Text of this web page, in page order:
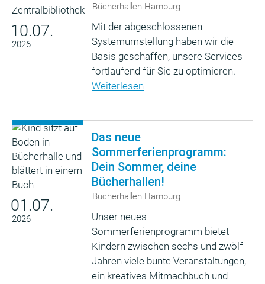
10.07.
2026
Bücherhallen Hamburg
Mit der abgeschlossenen
Systemumstellung haben wir die
Basis geschaffen, unsere Services
fortlaufend für Sie zu optimieren.
Weiterlesen
01.07.
2026
Das neue
Sommerferienprogramm:
Dein Sommer, deine
Bücherhallen!
Bücherhallen Hamburg
Unser neues
Sommerferienprogramm bietet
Kindern zwischen sechs und zwölf
Jahren viele bunte Veranstaltungen,
ein kreatives Mitmachbuch und